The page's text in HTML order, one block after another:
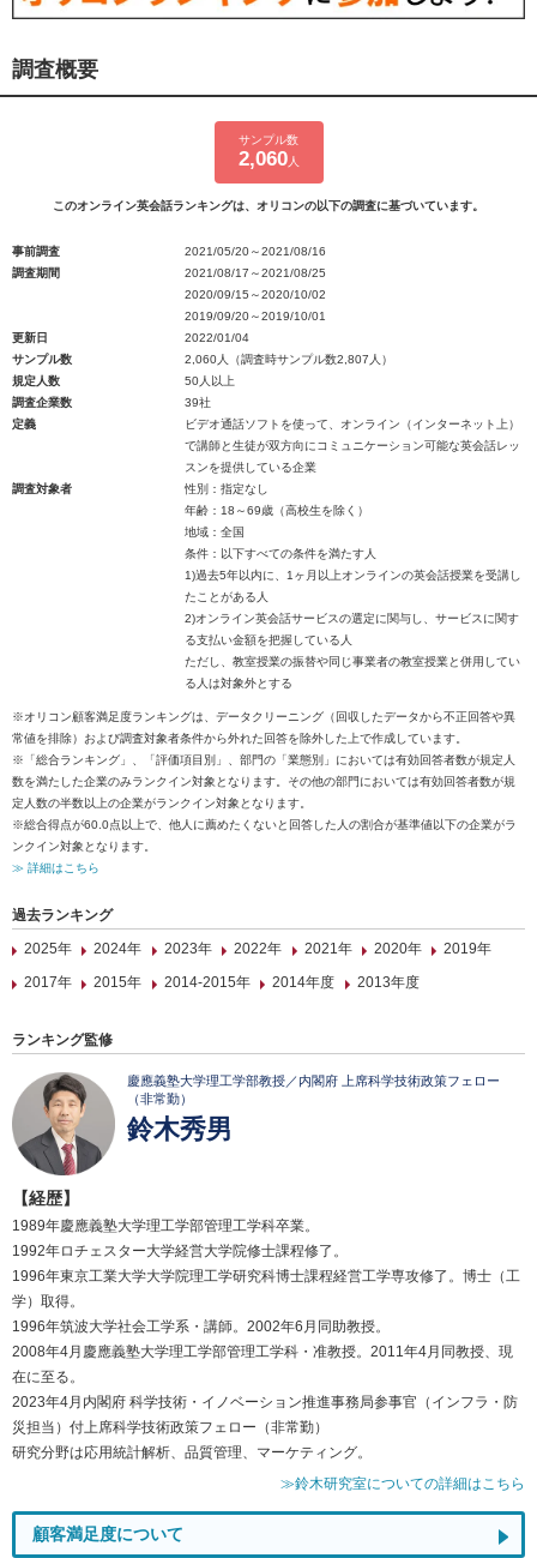
調査概要
サンプル数
2,060人
このオンライン英会話ランキングは、オリコンの以下の調査に基づいています。
事前調査
2021/05/20～2021/08/16
調査期間
2021/08/17～2021/08/25
2020/09/15～2020/10/02
2019/09/20～2019/10/01
更新日
2022/01/04
サンプル数
2,060人（調査時サンプル数2,807人）
規定人数
50人以上
調査企業数
39社
定義
ビデオ通話ソフトを使って、オンライン（インターネット上）
で講師と生徒が双方向にコミュニケーション可能な英会話レッ
スンを提供している企業
調査対象者
性別：指定なし
年齢：18～69歳（高校生を除く）
地域：全国
条件：以下すべての条件を満たす人
1)過去5年以内に、1ヶ月以上オンラインの英会話授業を受講し
たことがある人
2)オンライン英会話サービスの選定に関与し、サービスに関す
る支払い金額を把握している人
ただし、教室授業の振替や同じ事業者の教室授業と併用してい
る人は対象外とする
※オリコン顧客満足度ランキングは、データクリーニング（回収したデータから不正回答や異
常値を排除）および調査対象者条件から外れた回答を除外した上で作成しています。
※「総合ランキング」、「評価項目別」、部門の「業態別」においては有効回答者数が規定人
数を満たした企業のみランクイン対象となります。その他の部門においては有効回答者数が規
定人数の半数以上の企業がランクイン対象となります。
※総合得点が60.0点以上で、他人に薦めたくないと回答した人の割合が基準値以下の企業がラ
ンクイン対象となります。
≫ 詳細はこちら
過去ランキング
2025年
2024年 2023年 2022年 2021年 2020年
2019年
2017年
2015年 2014-2015年 2014年度 2013年度
ランキング監修
慶應義塾大学理工学部教授／内閣府 上席科学技術政策フェロー
（非常勤）
鈴木秀男
【経歴】
1989年慶應義塾大学理工学部管理工学科卒業。
1992年ロチェスター大学経営大学院修士課程修了。
1996年東京工業大学大学院理工学研究科博士課程経営工学専攻修了。博士（工
学）取得。
1996年筑波大学社会工学系・講師。2002年6月同助教授。
2008年4月慶應義塾大学理工学部管理工学科・准教授。2011年4月同教授、現
在に至る。
2023年4月内閣府 科学技術・イノベーション推進事務局参事官（インフラ・防
災担当）付上席科学技術政策フェロー（非常勤）
研究分野は応用統計解析、品質管理、マーケティング。
≫鈴木研究室についての詳細はこちら
顧客満足度について